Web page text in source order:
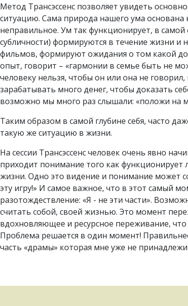
Метод Трансэссенс позволяет увидеть
ситуацию. Сама природа нашего ума основана
неправильное. Ум так функционирует, в
субличности) формируются в течение жизни и
фильмов, формируют ожидания о том какой
опыт, говорит – «гармонии в семье быть не
человеку нельзя, чтобы он или она не
зарабатывать много денег, чтобы доказать
возможно мы много раз слышали: «положи на
Таким образом в самой глубине себя, часто
такую же ситуацию в жизни.
На сессии Трансэссенс человек очень явно
приходит понимание того как функционирует
жизни. Одно это видение и понимание может
эту игру!» И самое важное, что в этот самый
разотождествление: «Я - не эти части».
считать собой, своей жизнью. Это момент
вдохновляющее и ресурсное переживание, что
Проблема решается в один момент!
часть «драмы» которая мне уже не